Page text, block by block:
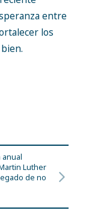
entre
los
bien.
anual
Luther
de no